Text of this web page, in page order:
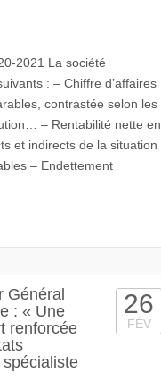
2021 La société
: – Chiffre d’affaires
contrastée selon les
– Rentabilité nette en
et indirects de la situation
– Endettement
Général
: « Une
renforcée
26
FÉV